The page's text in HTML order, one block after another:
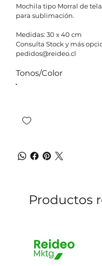
Mochila tipo Morral de
para sublimación.
Medidas: 30 x 40 cm
Consulta Stock y más
pedidos@reideo.cl
Tonos/Color
Productos